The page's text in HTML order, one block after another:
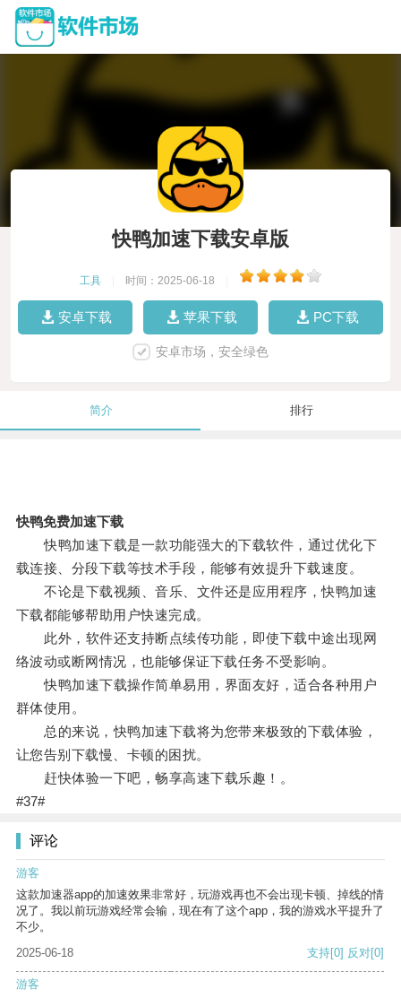
快鸭加速下载安卓版
工具 时间：2025-06-18
安卓下载 苹果下载 PC下载
安卓市场，安全绿色
简介 排行
快鸭免费加速下载
快鸭加速下载是一款功能强大的下载软件，通过优化下
载连接、分段下载等技术手段，能够有效提升下载速度。
不论是下载视频、音乐、文件还是应用程序，快鸭加速
下载都能够帮助用户快速完成。
此外，软件还支持断点续传功能，即使下载中途出现网
络波动或断网情况，也能够保证下载任务不受影响。
快鸭加速下载操作简单易用，界面友好，适合各种用户
群体使用。
总的来说，快鸭加速下载将为您带来极致的下载体验，
让您告别下载慢、卡顿的困扰。
赶快体验一下吧，畅享高速下载乐趣！。
#37#
评论
游客
这款加速器app的加速效果非常好，玩游戏再也不会出现卡顿、掉线的情
况了。我以前玩游戏经常会输，现在有了这个app，我的游戏水平提升了
不少。
2025-06-18
支持[0] 反对[0]
游客